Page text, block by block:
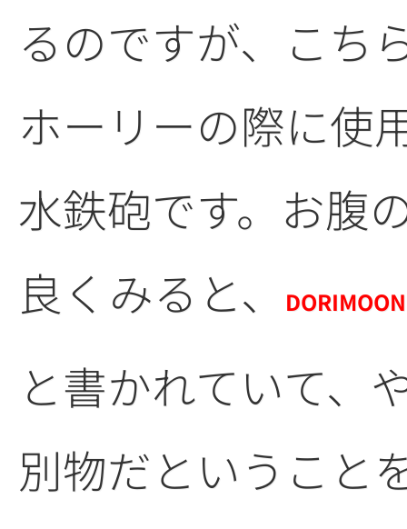
るのですが、こち
ホーリーの際に使
水鉄砲です。お腹
良くみると、
と書かれていて、
別物だということ